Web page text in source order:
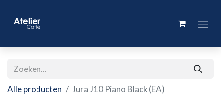
Alle producten Jura J10 Piano Black (EA)